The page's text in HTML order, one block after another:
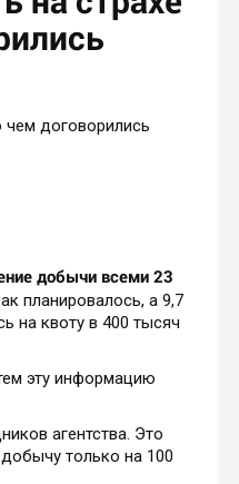
добычи всеми 23
планировалось, а 9,7
на квоту в 400 тысяч
эту информацию
агентства. Это
только на 100